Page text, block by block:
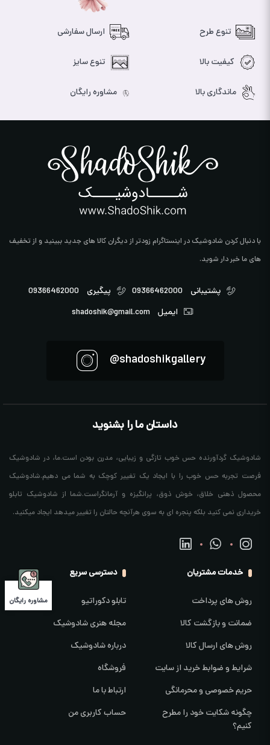
تنوع طرح ارسال سفارشی
کیفیت بالا تنوع سایز
ماندگاری بالا مشاوره رایگان
با دنبال کردن شادوشیک در اینستاگرام زودتر از دیگران کالا های جدید ببینید و از تخفیف
های ما خبر دار شوید.
پشتیبانی 09366462000 پیگیری
09366462000
ایمیل
shadoshik@gmail.com
shadoshikgallery@
داستان ما را بشنوید
شادوشیک گردآورنده حس خوب تازگی و زیبایی، مدرن بودن است.ما، در شادوشیک
فرصت تجربه حس خوب را با ایجاد یک تغییر کوچک به شما می دهیم.شادوشیک
محصول ذهنی خلاق، خوش ذوق، پرانگیزه و آرمانگراست.شما از شادوشیک تابلو
خریداری نمی کنید بلکه پنجره ای به سوی هرآنچه حالتان را تغییر میدهد ایجاد میکنید.
خدمات مشتریان
روش های پرداخت
ضمانت و بازگشت کالا
روش های ارسال کالا
شرایط و ضوابط خرید از سایت
حریم خصوصی و محرمانگی
چگونه شکایت خود را مطرح
کنیم؟
دسترسی سریع
تابلو دکوراتیو
مجله هنری شادوشیک
درباره شادوشیک
فروشگاه
ارتباط با ما
حساب کاربری من
مشاوره رایگان